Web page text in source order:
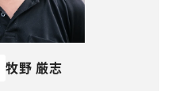
牧野 厳志